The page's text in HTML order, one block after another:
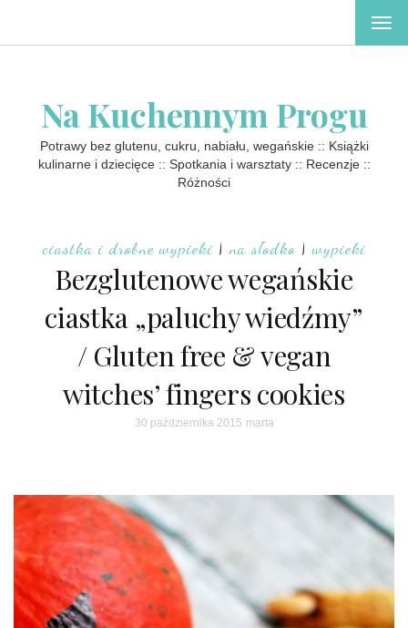
Na Kuchennym Progu
Potrawy bez glutenu, cukru, nabiału, wegańskie :: Książki
kulinarne i dziecięce :: Spotkania i warsztaty :: Recenzje ::
Różności
ciastka i drobne wypieki | na słodko| wypieki
Bezglutenowe wegańskie
ciastka „paluchy wiedźmy”
/ Gluten free & vegan
witches’ fingers cookies
30 października 2015 marta